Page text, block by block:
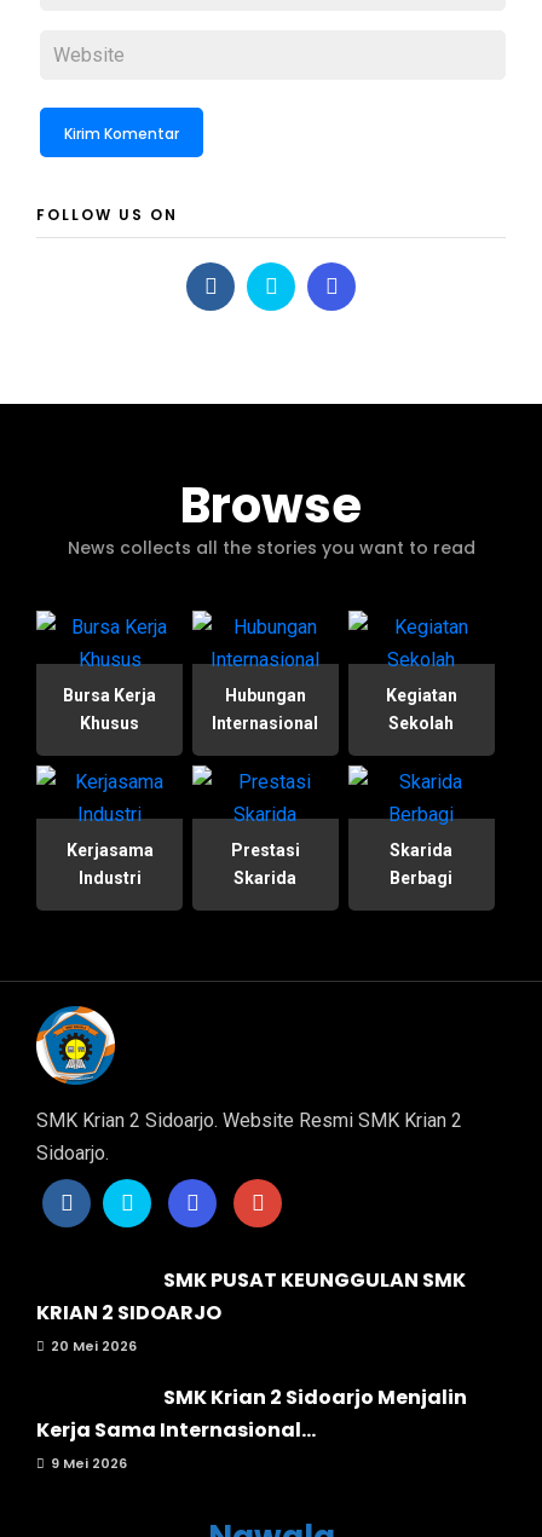
FOLLOW US ON
Browse
News collects all the stories you want to read
Bursa Kerja
Khusus
Hubungan
Internasional
Kegiatan
Sekolah
Kerjasama
Industri
Prestasi
Skarida
Skarida
Berbagi
SMK Krian 2 Sidoarjo. Website Resmi SMK Krian 2
Sidoarjo.
SMK PUSAT KEUNGGULAN SMK
KRIAN 2 SIDOARJO
20 Mei 2026
SMK Krian 2 Sidoarjo Menjalin
Kerja Sama Internasional...
9 Mei 2026